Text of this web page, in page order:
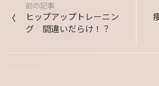
稿
ビ
前の記事
ヒップアップトレーニン
グ 間違いだらけ！？